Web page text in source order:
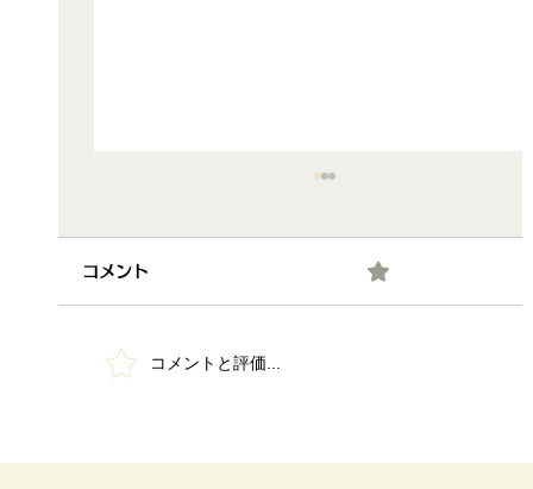
地域との交流の深まりに「箸技」お役に
コメント
コメントと評価...